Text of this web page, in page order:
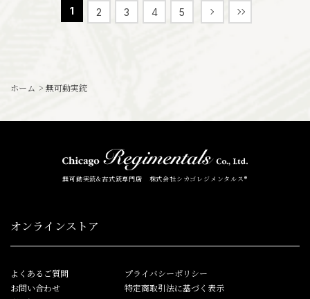
1 2 3 4 5
ホーム > 無可動実銃
無可動実銃&古式銃専門店 株式会社シカゴレジメンタルス®
オンラインストア
よくあるご質問
お問い合わせ
プライバシーポリシー
特定商取引法に基づく表示